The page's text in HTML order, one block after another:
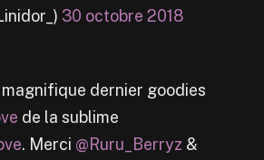
30 octobre 2018
dernier goodies
de la sublime
. Merci @Ruru_Berryz &